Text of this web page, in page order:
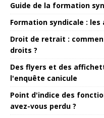
Guide de la formation
Formation syndicale : les
Droit de retrait :
droits ?
Des flyers et des
l'enquête canicule
Point d'indice des
avez-vous perdu ?